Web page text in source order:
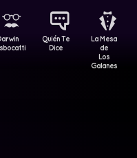
Quién Te
Dice
La Mesa
de
Los
Galanes